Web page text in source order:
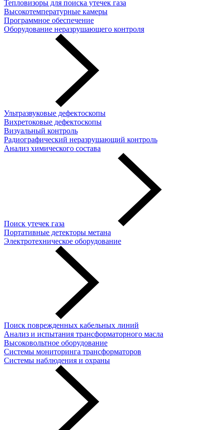
Тепловизоры для поиска утечек газа
Высокотемпературные камеры
Программное обеспечение
Оборудование неразрушающего контроля
Ультразвуковые дефектоскопы
Вихретоковые дефектоскопы
Визуальный контроль
Радиографический неразрушающий контроль
Анализ химического состава
Поиск утечек газа
Портативные детекторы метана
Электротехническое оборудование
Поиск поврежденных кабельных линий
Анализ и испытания трансформаторного масла
Высоковольтное оборудование
Системы мониторинга трансформаторов
Системы наблюдения и охраны